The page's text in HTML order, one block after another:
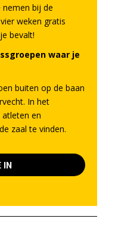
bij de
weken gratis
bevalt!
waar je
buiten op de baan
In het
en
zaal te vinden.
IN